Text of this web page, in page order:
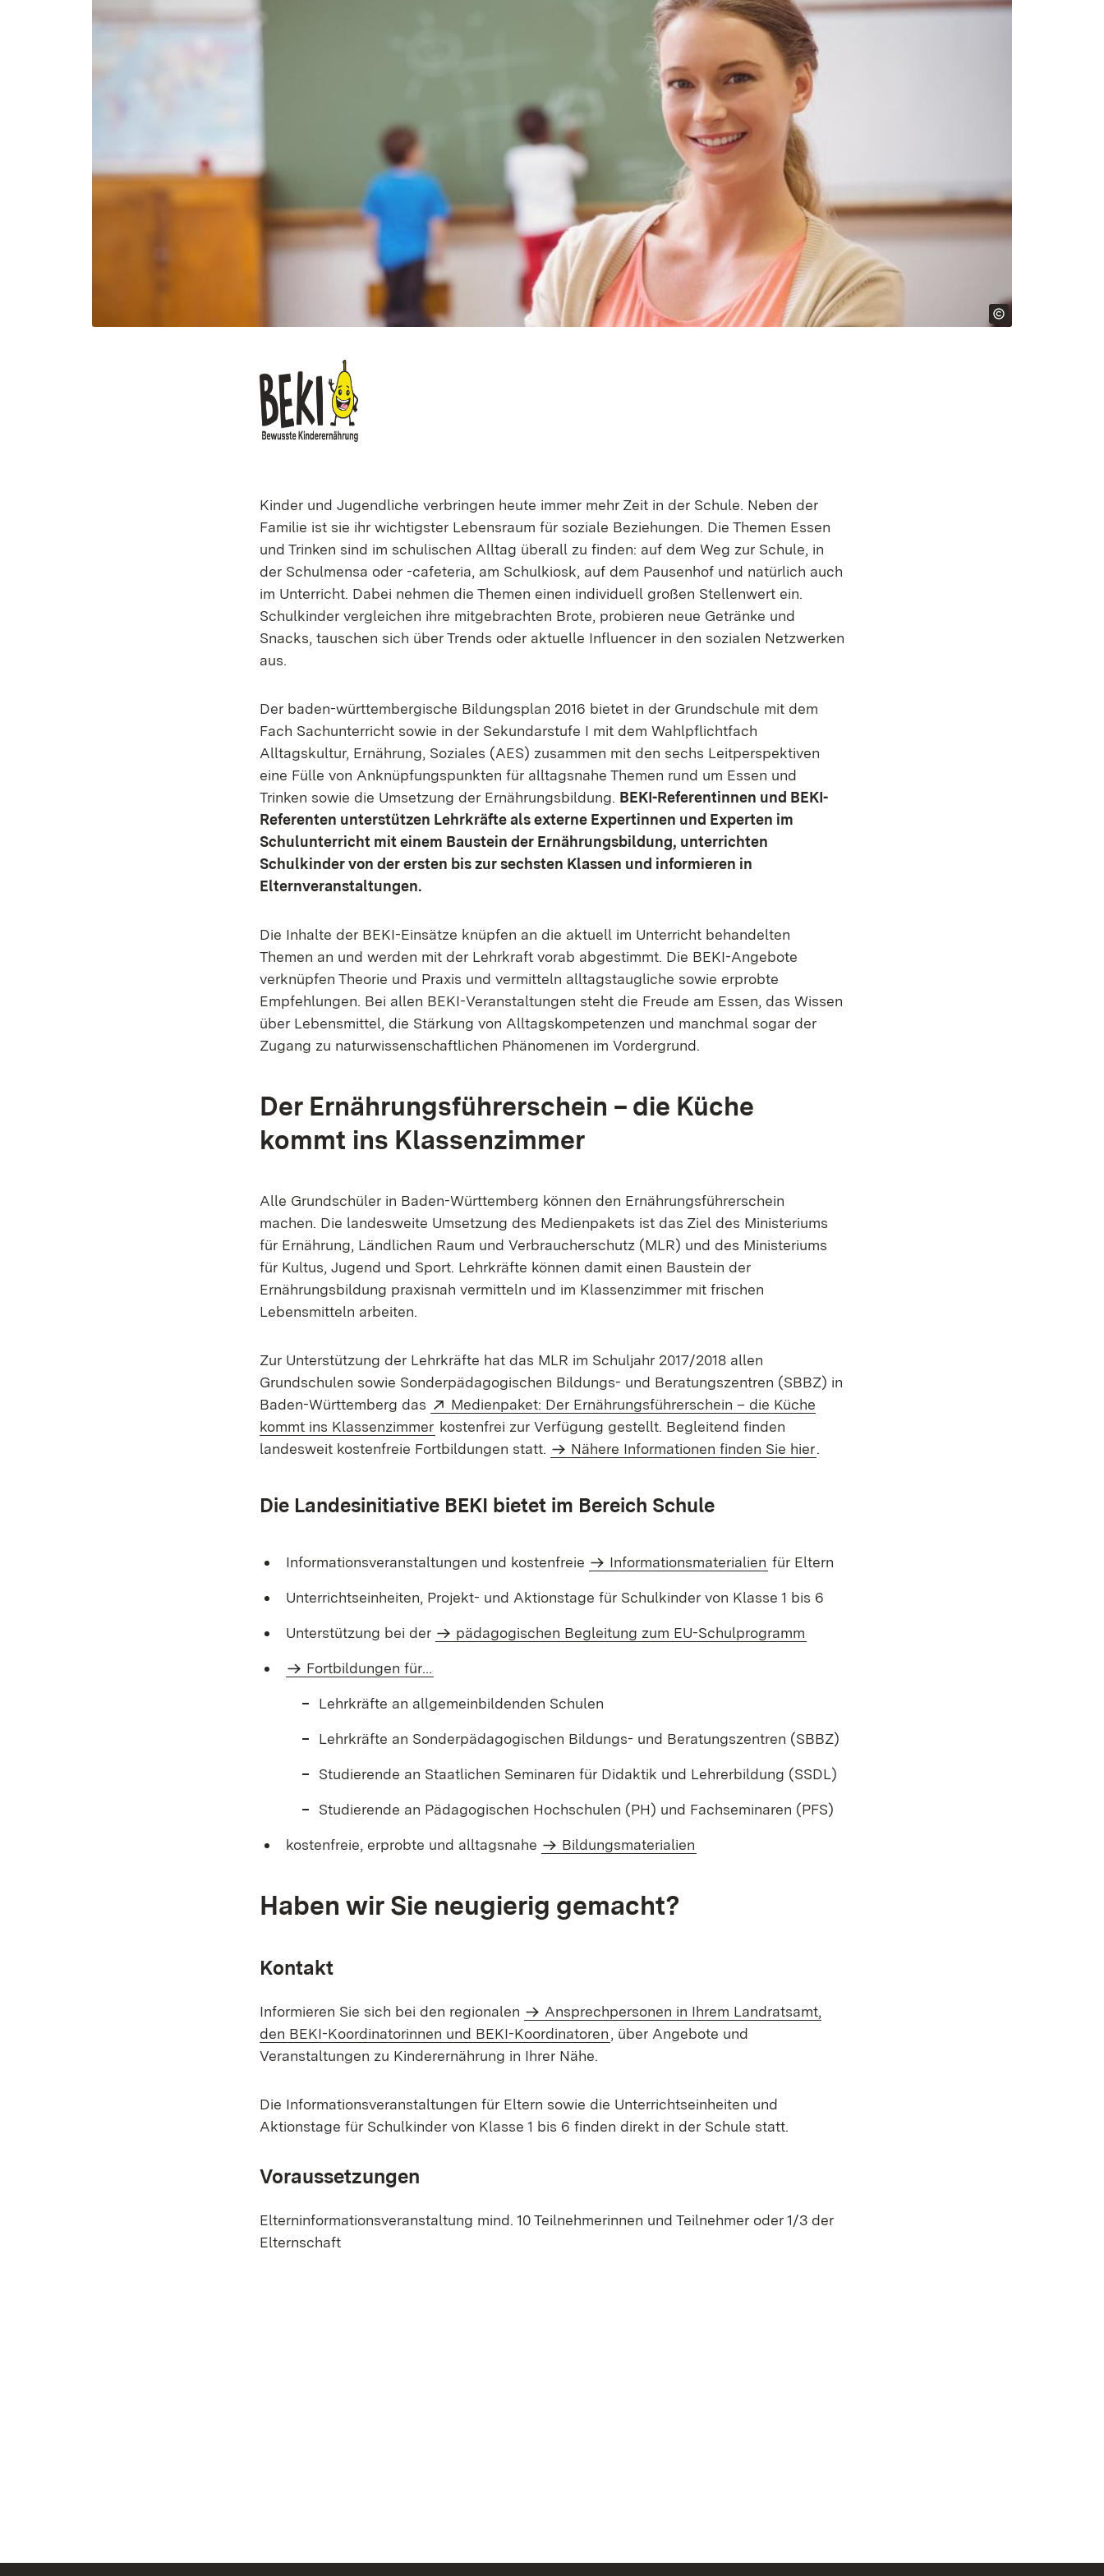
Kinder und Jugendliche verbringen heute immer mehr Zeit in der Schule. Neben der
Familie ist sie ihr wichtigster Lebensraum für soziale Beziehungen. Die Themen Essen
und Trinken sind im schulischen Alltag überall zu finden: auf dem Weg zur Schule, in
der Schulmensa oder -cafeteria, am Schulkiosk, auf dem Pausenhof und natürlich auch
im Unterricht. Dabei nehmen die Themen einen individuell großen Stellenwert ein.
Schulkinder vergleichen ihre mitgebrachten Brote, probieren neue Getränke und
Snacks, tauschen sich über Trends oder aktuelle Influencer in den sozialen Netzwerken
aus.
Der baden-württembergische Bildungsplan 2016 bietet in der Grundschule mit dem
Fach Sachunterricht sowie in der Sekundarstufe I mit dem Wahlpflichtfach
Alltagskultur, Ernährung, Soziales (AES) zusammen mit den sechs Leitperspektiven
eine Fülle von Anknüpfungspunkten für alltagsnahe Themen rund um Essen und
Trinken sowie die Umsetzung der Ernährungsbildung. BEKI-Referentinnen und BEKI-
Referenten unterstützen Lehrkräfte als externe Expertinnen und Experten im
Schulunterricht mit einem Baustein der Ernährungsbildung, unterrichten
Schulkinder von der ersten bis zur sechsten Klassen und informieren in
Elternveranstaltungen.
Die Inhalte der BEKI-Einsätze knüpfen an die aktuell im Unterricht behandelten
Themen an und werden mit der Lehrkraft vorab abgestimmt. Die BEKI-Angebote
verknüpfen Theorie und Praxis und vermitteln alltagstaugliche sowie erprobte
Empfehlungen. Bei allen BEKI-Veranstaltungen steht die Freude am Essen, das Wissen
über Lebensmittel, die Stärkung von Alltagskompetenzen und manchmal sogar der
Zugang zu naturwissenschaftlichen Phänomenen im Vordergrund.
Der Ernährungsführerschein – die Küche
kommt ins Klassenzimmer
Alle Grundschüler in Baden-Württemberg können den Ernährungsführerschein
machen. Die landesweite Umsetzung des Medienpakets ist das Ziel des Ministeriums
für Ernährung, Ländlichen Raum und Verbraucherschutz (MLR) und des Ministeriums
für Kultus, Jugend und Sport. Lehrkräfte können damit einen Baustein der
Ernährungsbildung praxisnah vermitteln und im Klassenzimmer mit frischen
Lebensmitteln arbeiten.
Zur Unterstützung der Lehrkräfte hat das MLR im Schuljahr 2017/2018 allen
Grundschulen sowie Sonderpädagogischen Bildungs- und Beratungszentren (SBBZ) in
Baden-Württemberg das
Extern:
Medienpaket: Der Ernährungsführerschein – die Küche
kommt ins Klassenzimmer (Öffnet in neuem Fenster)
kostenfrei zur Verfügung gestellt. Begleitend finden
landesweit kostenfreie Fortbildungen statt.
Nähere Informationen finden Sie hier.
Die Landesinitiative BEKI bietet im Bereich Schule
Informationsveranstaltungen und kostenfreie Informationsmaterialien für Eltern
Unterrichtseinheiten, Projekt- und Aktionstage für Schulkinder von Klasse 1 bis 6
Unterstützung bei der pädagogischen Begleitung zum EU-Schulprogramm
Fortbildungen für…
Lehrkräfte an allgemeinbildenden Schulen
Lehrkräfte an Sonderpädagogischen Bildungs- und Beratungszentren (SBBZ)
Studierende an Staatlichen Seminaren für Didaktik und Lehrerbildung (SSDL)
Studierende an Pädagogischen Hochschulen (PH) und Fachseminaren (PFS)
kostenfreie, erprobte und alltagsnahe Bildungsmaterialien
Haben wir Sie neugierig gemacht?
Kontakt
Informieren Sie sich bei den regionalen
Ansprechpersonen in Ihrem Landratsamt,
den BEKI-Koordinatorinnen und BEKI-Koordinatoren, über Angebote und
Veranstaltungen zu Kinderernährung in Ihrer Nähe.
Die Informationsveranstaltungen für Eltern sowie die Unterrichtseinheiten und
Aktionstage für Schulkinder von Klasse 1 bis 6 finden direkt in der Schule statt.
Voraussetzungen
Elterninformationsveranstaltung mind. 10 Teilnehmerinnen und Teilnehmer oder 1/3 der
Elternschaft